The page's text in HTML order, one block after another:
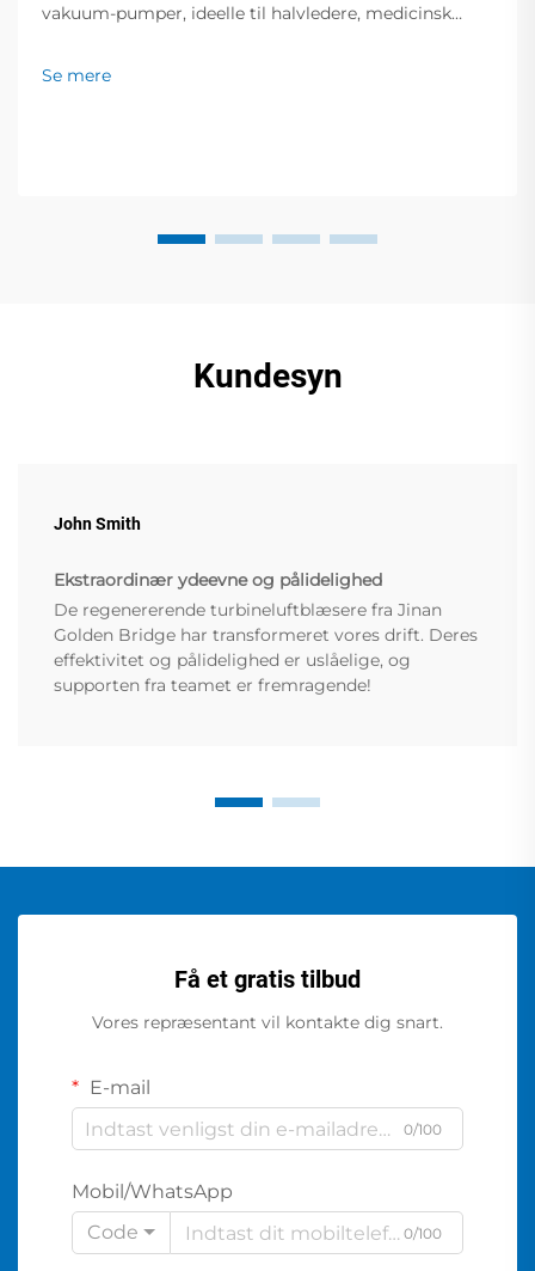
vakuum-pumper, ideelle til halvledere, medicinsk
Se mere
Kundesyn
John Smith
Ekstraordinær ydeevne og pålidelighed
De regenererende turbineluftblæsere fra Jinan
Golden Bridge har transformeret vores drift. Deres
effektivitet og pålidelighed er uslåelige, og
supporten fra teamet er fremragende!
Få et gratis tilbud
Vores repræsentant vil kontakte dig snart.
E-mail
0/100
Mobil/WhatsApp
Code
0/100